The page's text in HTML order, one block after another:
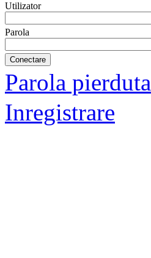
Utilizator
Parola
Parola pierduta
Inregistrare